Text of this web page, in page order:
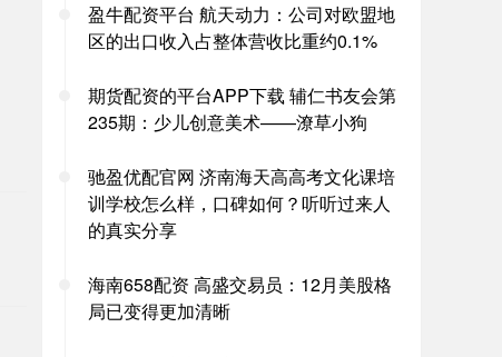
盈牛配资平台 航天动力：公司对欧盟地
区的出口收入占整体营收比重约0.1%
期货配资的平台APP下载 辅仁书友会第
235期：少儿创意美术——潦草小狗
驰盈优配官网 济南海天高高考文化课培
训学校怎么样，口碑如何？听听过来人
的真实分享
海南658配资 高盛交易员：12月美股格
局已变得更加清晰